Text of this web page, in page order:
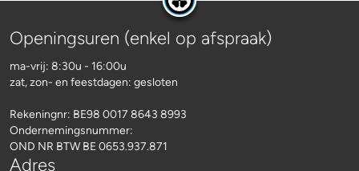
Openingsuren (enkel op afspraak)
ma-vrij: 8:30u - 16:00u
zat, zon- en feestdagen: gesloten
Rekeningnr: BE98 0017 8643 8993
Ondernemingsnummer:
OND NR BTW BE 0653.937.871
Adres